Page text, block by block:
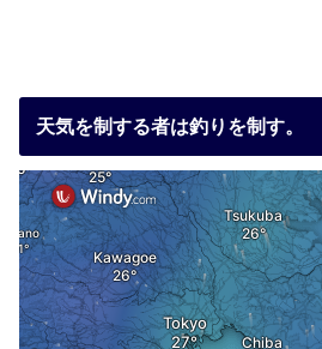
天気を制する者は釣りを制す。